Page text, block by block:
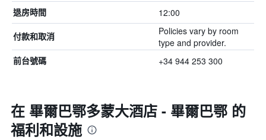
退房時間 12:00
付款和取消
Policies vary by room
type and provider.
前台號碼 +34 944 253 300
在 畢爾巴鄂多蒙大酒店 - 畢爾巴鄂 的
福利和設施